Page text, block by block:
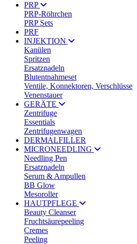
PRP
PRP-Röhrchen
PRP Sets
PRF
INJEKTION
Kanülen
Spritzen
Ersatznadeln
Blutentnahmeset
Ventile, Konnektoren, Verschlüsse
Venenstauer
GERÄTE
Zentrifuge
Essentials
Zentrifugenwagen
DERMALFILLER
MICRONEEDLING
Needling Pen
Ersatznadeln
Serum & Ampullen
BB Glow
Mesoroller
HAUTPFLEGE
Beauty Cleanser
Fruchtsäurepeeling
Cremes
Peeling